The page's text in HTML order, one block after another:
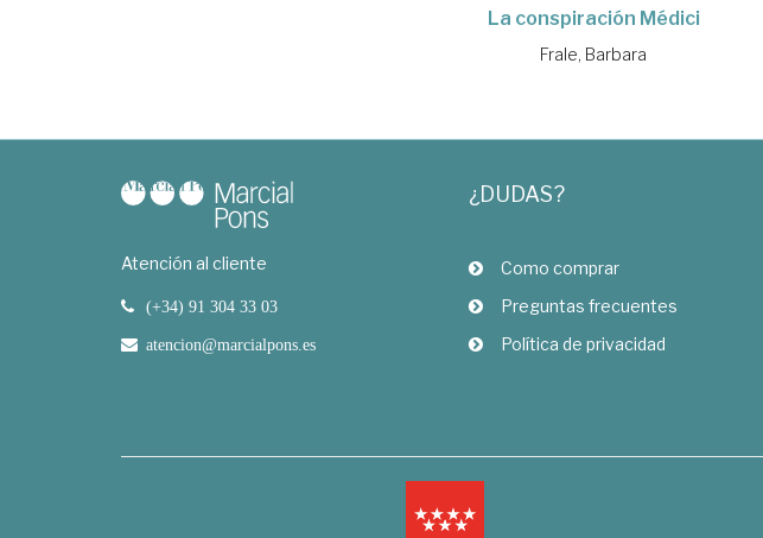
La conspiración Médici
Frale, Barbara
Atención al cliente
(+34) 91 304 33 03
atencion@marcialpons.es
¿DUDAS?
Como comprar
Preguntas frecuentes
Política de privacidad